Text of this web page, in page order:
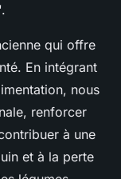
qui offre
En intégrant
nous
renforcer
à une
et à la perte